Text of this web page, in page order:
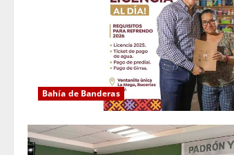
Bahía de Banderas